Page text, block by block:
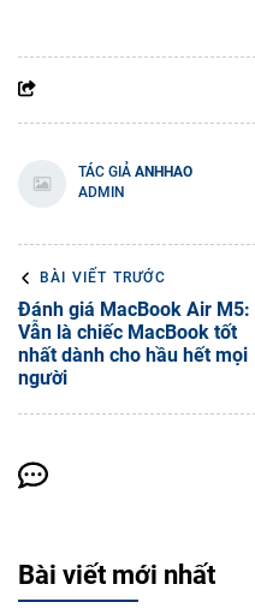
TÁC GIẢ ANHHAO
ADMIN
BÀI VIẾT TRƯỚC
Đánh giá MacBook Air M5:
Vẫn là chiếc MacBook tốt
nhất dành cho hầu hết mọi
người
Bài viết mới nhất